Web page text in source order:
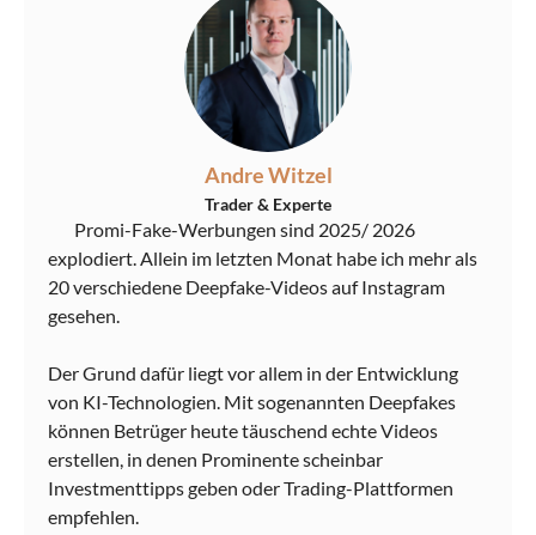
Andre Witzel
Trader & Experte
Promi-Fake-Werbungen sind 2025/ 2026
explodiert. Allein im letzten Monat habe ich mehr als
20 verschiedene Deepfake-Videos auf Instagram
gesehen.
Der Grund dafür liegt vor allem in der Entwicklung
von KI-Technologien. Mit sogenannten Deepfakes
können Betrüger heute täuschend echte Videos
erstellen, in denen Prominente scheinbar
Investmenttipps geben oder Trading-Plattformen
empfehlen.